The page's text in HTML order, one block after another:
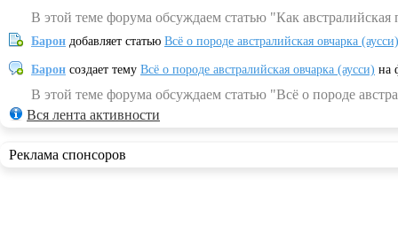
В этой теме форума обсуждаем статью "Как
Барон добавляет статью Всё о породе австралийская овчарка (аусси)
Барон создает тему Всё о породе австралийская овчарка (аусси) на
В этой теме форума обсуждаем статью "Всё о породе
Вся лента активности
Реклама спонсоров